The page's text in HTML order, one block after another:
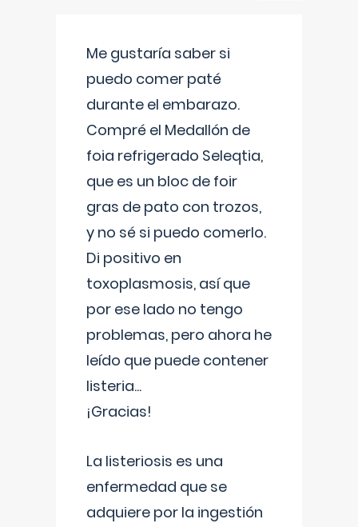
Me gustaría saber si
puedo comer paté
durante el embarazo.
Compré el Medallón de
foia refrigerado Seleqtia,
que es un bloc de foir
gras de pato con trozos,
y no sé si puedo comerlo.
Di positivo en
toxoplasmosis, así que
por ese lado no tengo
problemas, pero ahora he
leído que puede contener
listeria...
¡Gracias!
La listeriosis es una
enfermedad que se
adquiere por la ingestión